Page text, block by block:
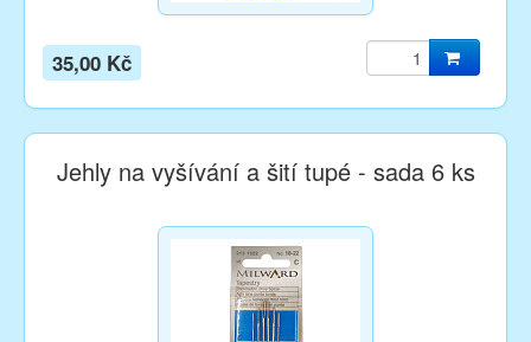
35,00 Kč
Jehly na vyšívání a šití tupé - sada 6 ks